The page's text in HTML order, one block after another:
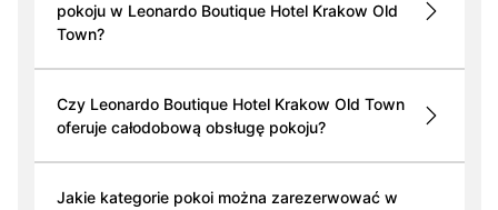
pokoju w Leonardo Boutique Hotel Krakow Old
Town?
Czy Leonardo Boutique Hotel Krakow Old Town
oferuje całodobową obsługę pokoju?
Jakie kategorie pokoi można zarezerwować w